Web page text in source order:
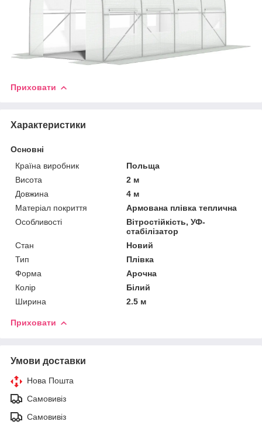
Приховати
Характеристики
Основні
Країна виробник
Польща
Висота
2 м
Довжина
4 м
Матеріал покриття
Армована плівка теплична
Особливості
Вітростійкість, УФ-
стабілізатор
Стан
Новий
Тип
Плівка
Форма
Арочна
Колір
Білий
Ширина
2.5 м
Приховати
Умови доставки
Нова Пошта
Самовивіз
Самовивіз